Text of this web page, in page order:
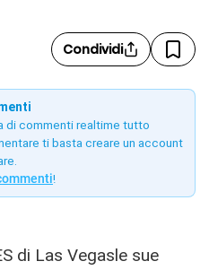
Condividi
di commenti realtime tutto
ti basta creare un account
!
di Las Vegasle sue